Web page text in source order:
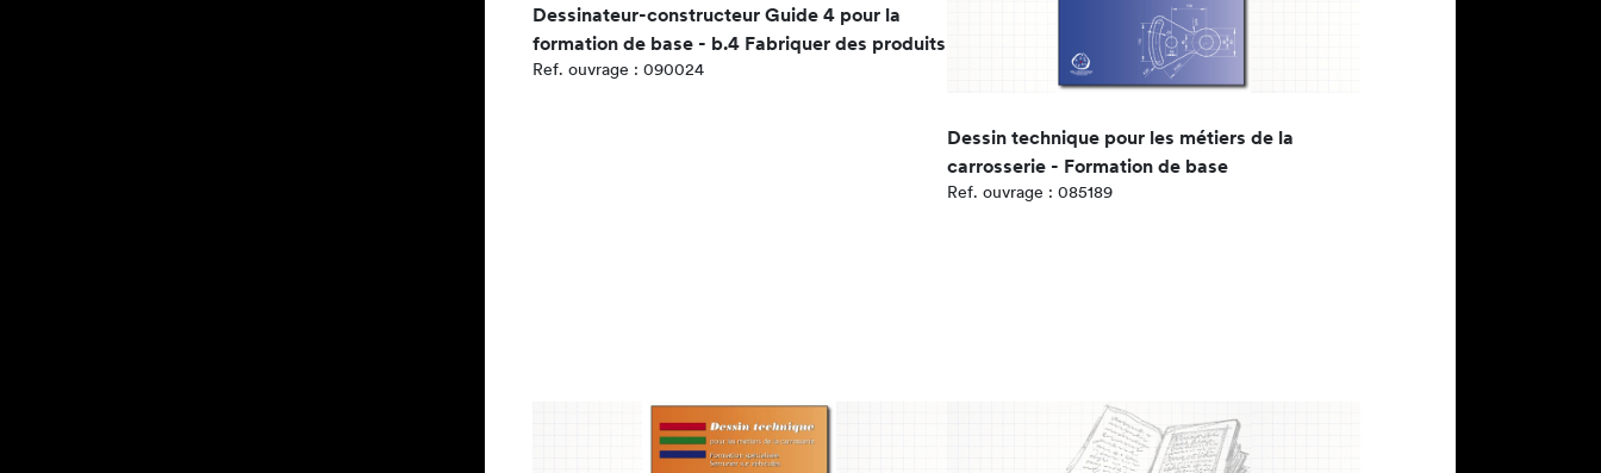
Dessinateur-constructeur Guide 4 pour la
formation de base - b.4 Fabriquer des produits
Ref. ouvrage : 090024
Dessin technique pour les métiers de la
carrosserie - Formation de base
Ref. ouvrage : 085189